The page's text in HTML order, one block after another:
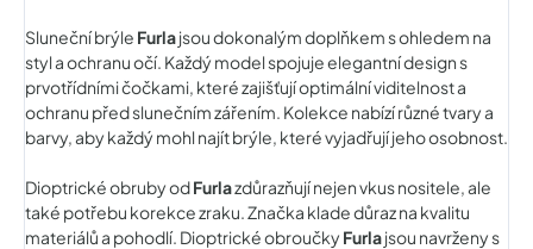
Sluneční brýle Furlajsou dokonalým doplňkem s ohledem na
styl a ochranu očí. Každý model spojuje elegantní design s
prvotřídními čočkami, které zajišťují optimální viditelnost a
ochranu před slunečním zářením. Kolekce nabízí různé tvary a
barvy, aby každý mohl najít brýle, které vyjadřují jeho osobnost.
Dioptrické obruby odFurlazdůrazňují nejen vkus nositele, ale
také potřebu korekce zraku. Značka klade důraz na kvalitu
materiálů a pohodlí. Dioptrické obroučkyFurlajsou navrženy s